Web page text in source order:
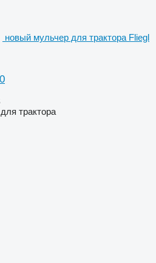
новый мульчер для трактора Fliegl
трактора